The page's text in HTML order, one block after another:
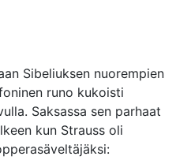
Sibeliuksen nuorempien
runo kukoisti
Saksassa sen parhaat
kun Strauss oli